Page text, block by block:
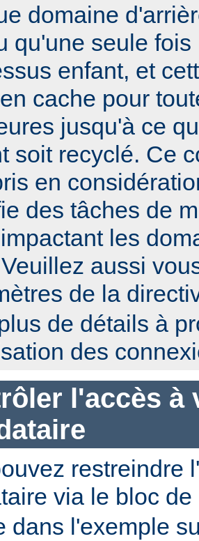
domaine
qu'une seule
enfant, et
cache pour
jusqu'à ce
soit recyclé. Ce
en
des tâches de
les
aussi
de la
de détails à
des
l'accès à
restreindre
via le bloc
dans l'exemple